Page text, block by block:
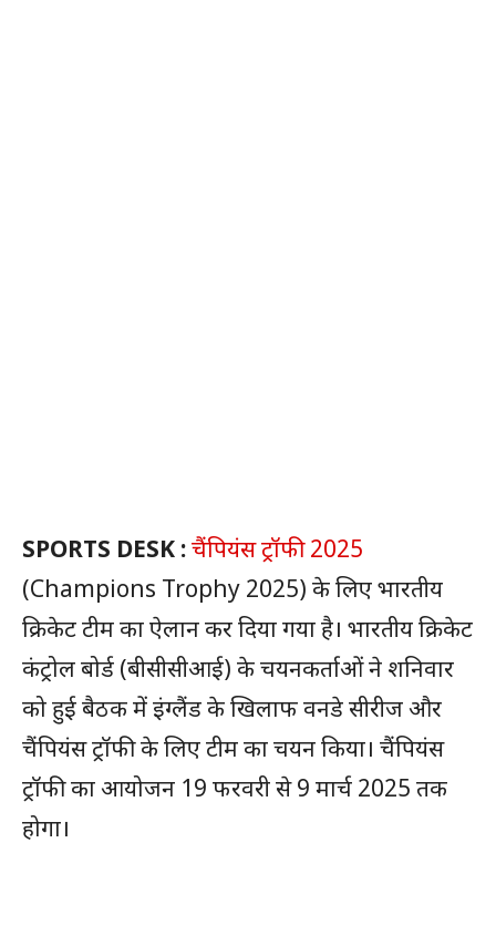
SPORTS DESK :चैंपियंस ट्रॉफी 2025
(Champions Trophy 2025) के लिए भारतीय
क्रिकेट टीम का ऐलान कर दिया गया है। भारतीय क्रिकेट
कंट्रोल बोर्ड (बीसीसीआई) के चयनकर्ताओं ने शनिवार
को हुई बैठक में इंग्लैंड के खिलाफ वनडे सीरीज और
चैंपियंस ट्रॉफी के लिए टीम का चयन किया। चैंपियंस
ट्रॉफी का आयोजन 19 फरवरी से 9 मार्च 2025 तक
होगा।